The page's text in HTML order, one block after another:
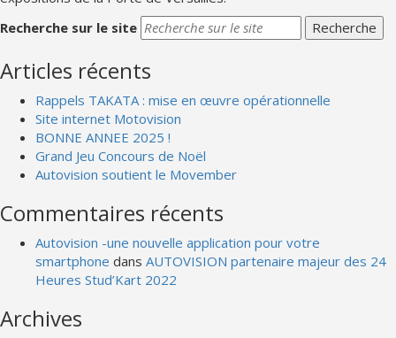
Recherche sur le site
Articles récents
Rappels TAKATA : mise en œuvre opérationnelle
Site internet Motovision
BONNE ANNEE 2025 !
Grand Jeu Concours de Noël
Autovision soutient le Movember
Commentaires récents
Autovision -une nouvelle application pour votre
smartphone dans AUTOVISION partenaire majeur des 24
Heures Stud’Kart 2022
Archives